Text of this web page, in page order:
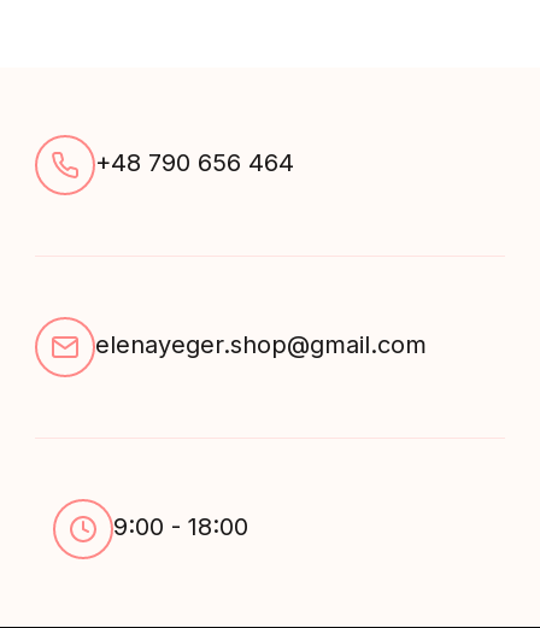
+48 790 656 464
elenayeger.shop@gmail.com
9:00 - 18:00